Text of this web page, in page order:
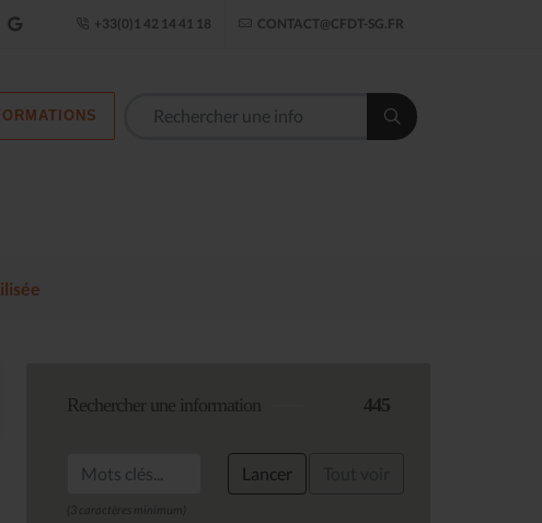
LinkedIn Google Établissement
+33(0)1 42 14 41 18 CONTACT@CFDT-SG.FR
Rechercher une information 445
Lancer